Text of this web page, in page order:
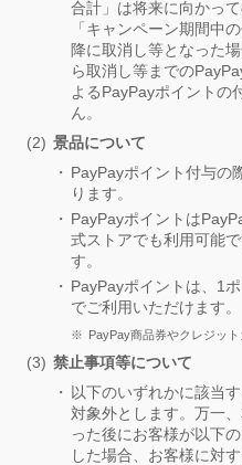
合計」は将来に向かっ
「キャンペーン期間中
降に取消し等となった
ら取消し等までの
よるPayPayポイントの
ん。
景品について
PayPayポイント付与の
ります。
PayPayポイントは
式ストアでも利用可能
す。
PayPayポイントは、1
でご利用いただけます。
PayPay商品券やクレジッ
禁止事項等について
以下のいずれかに該当
対象外とします。万一
った後にお客様が以下
した場合、お客様に対